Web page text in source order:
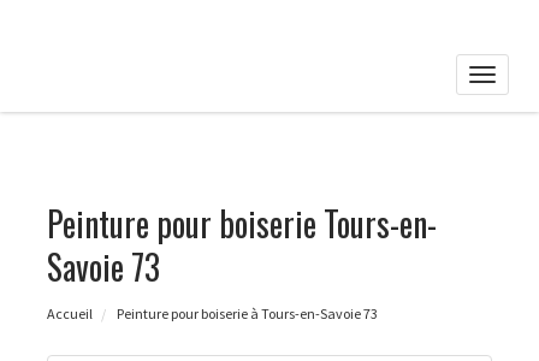
Toggle
Peinture pour boiserie Tours-en-
Savoie 73
Accueil Peinture pour boiserie à Tours-en-Savoie 73